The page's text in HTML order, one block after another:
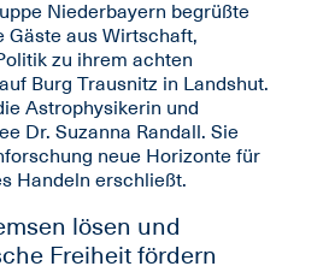
Niederbayern begrüßte
Gäste aus Wirtschaft,
zu ihrem achten
Burg Trausnitz in Landshut.
Astrophysikerin und
Dr. Suzanna Randall. Sie
neue Horizonte für
Handeln erschließt.
lösen und
Freiheit fördern